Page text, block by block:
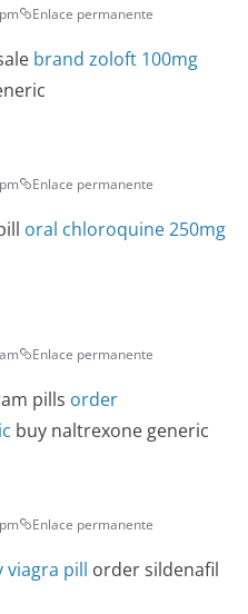
Enlace permanente
brand zoloft 100mg
Enlace permanente
oral chloroquine 250mg
Enlace permanente
pills order
buy naltrexone generic
Enlace permanente
viagra pill order sildenafil